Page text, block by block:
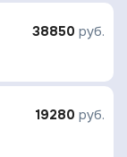
38850 руб.
19280 руб.